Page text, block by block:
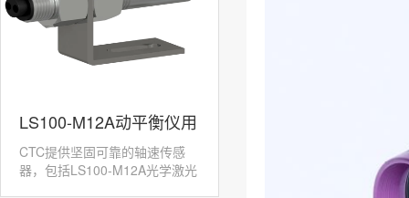
LS100-M12A动平衡仪用
激光转速传感器
CTC提供坚固可靠的轴速传感
器，包括LS100-M12A光学激光